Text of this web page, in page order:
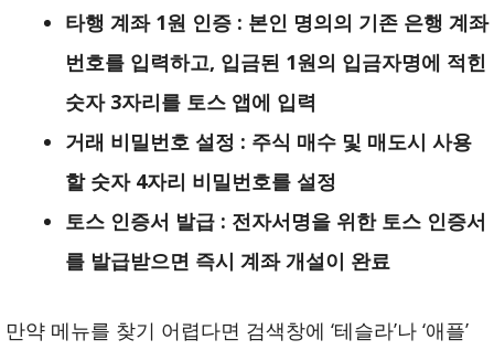
타행 계좌 1원 인증 : 본인 명의의 기존 은행 계좌
번호를 입력하고, 입금된 1원의 입금자명에 적힌
숫자 3자리를 토스 앱에 입력
거래 비밀번호 설정 : 주식 매수 및 매도시 사용
할 숫자 4자리 비밀번호를 설정
토스 인증서 발급 : 전자서명을 위한 토스 인증서
를 발급받으면 즉시 계좌 개설이 완료
만약 메뉴를 찾기 어렵다면 검색창에 ‘테슬라’나 ‘애플’